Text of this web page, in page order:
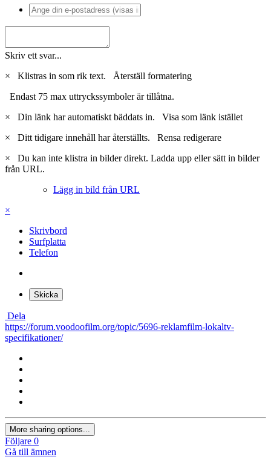
Skriv ett svar...
×
Klistras in som rik text. Återställ formatering
Endast 75 max uttryckssymboler är tillåtna.
×
Din länk har automatiskt bäddats in. Visa som länk istället
×
Ditt tidigare innehåll har återställts. Rensa redigerare
×
Du kan inte klistra in bilder direkt. Ladda upp eller sätt in bilder
från URL.
Lägg in bild från URL
×
Skrivbord
Surfplatta
Telefon
Skicka
Dela
https://forum.voodoofilm.org/topic/5696-reklamfilm-lokaltv-
specifikationer/
More sharing options...
Följare 0
Gå till ämnen